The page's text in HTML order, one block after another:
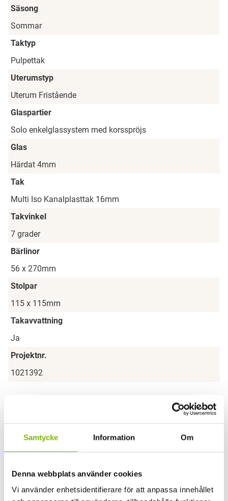
Samtycke Information Om
Denna webbplats använder cookies
Vi använder enhetsidentifierare för att anpassa innehållet
Säsong
Sommar
Taktyp
Pulpettak
Uterumstyp
Uterum Fristående
Glaspartier
Solo enkelglassystem med korsspröjs
Glas
Härdat 4mm
Tak
Multi Iso Kanalplasttak 16mm
Takvinkel
7 grader
Bärlinor
56 x 270mm
Stolpar
115 x 115mm
Takavvattning
Ja
Projektnr.
1021392
Har du en fråga om produkten?
Vi svarar gärna på frågor och funderingar.